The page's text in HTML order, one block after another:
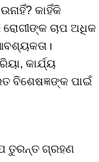
କାହିଁକି
ରୋଗୀଙ୍କ ଚାପ ଅଧିକ
କାର୍ଯ୍ୟ
ବିଶେଷଜ୍ଞଙ୍କ ପାଇଁ
ତୁରନ୍ତ ଗ୍ରହଣ